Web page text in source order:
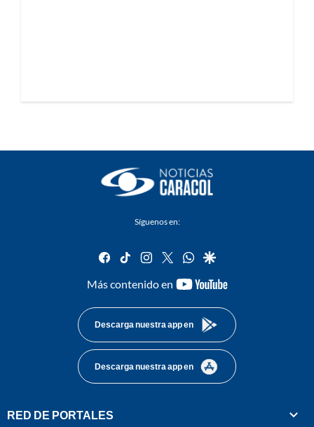
Síguenos en:
facebook
tiktok instagram
twitterwhatsapp
google
Más contenido en
youtube-
Descarga nuestra app en
Descarga nuestra app en
RED DE PORTALES